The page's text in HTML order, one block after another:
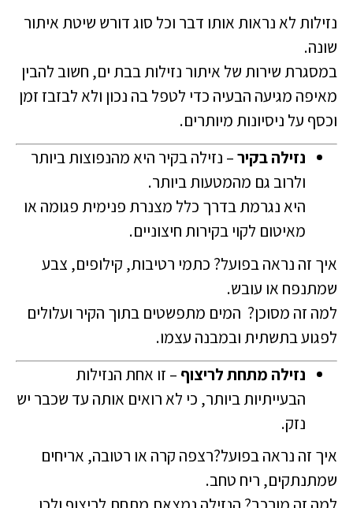
נזילות לא נראות אותו דבר וכל סוג דורש שיטת איתור
שונה.
במסגרת שירות של איתור נזילות בבת ים, חשוב להבין
מאיפה מגיעה הבעיה כדי לטפל בה נכון ולא לבזבז זמן
וכסף על ניסיונות מיותרים.
נזילה בקיר– נזילה בקיר היא מהנפוצות ביותר
ולרוב גם מהמטעות ביותר.
היא נגרמת בדרך כלל מצנרת פנימית פגומה או
מאיטום לקוי בקירות חיצוניים.
איך זה נראה בפועל? כתמי רטיבות, קילופים, צבע
שמתנפח או עובש.
למה זה מסוכן? המים מתפשטים בתוך הקיר ועלולים
לפגוע בתשתית ובמבנה עצמו.
נזילה מתחת לריצוף – זו אחת הנזילות
הבעייתיות ביותר, כי לא רואים אותה עד שכבר יש
נזק.
איך זה נראה בפועל?רצפה קרה או רטובה, אריחים
שמתנתקים, ריח טחב.